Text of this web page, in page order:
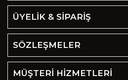
ÜYELİK & SİPARİŞ
SÖZLEŞMELER
MÜŞTERİ HİZMETLERİ